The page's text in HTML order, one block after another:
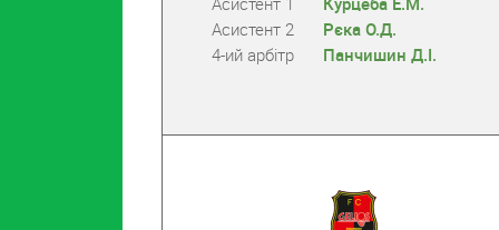
Асистент 2
Рєка О.Д.
4-ий арбітр
Панчишин Д.І.